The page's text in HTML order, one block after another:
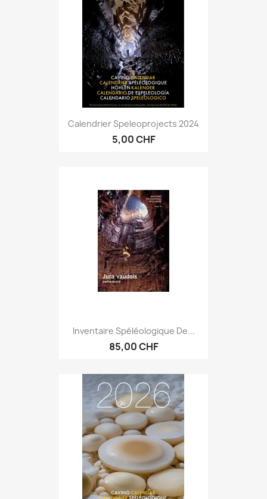
Calendrier Speleoprojects 2024
5,00 CHF
Inventaire Spéléologique De...
85,00 CHF